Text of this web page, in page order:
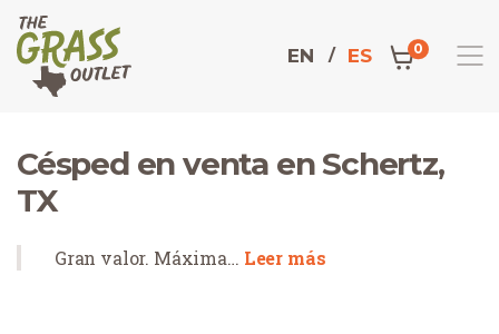
EN ES 0
Césped en venta en Schertz,
TX
Gran valor. Máxima… Leer más